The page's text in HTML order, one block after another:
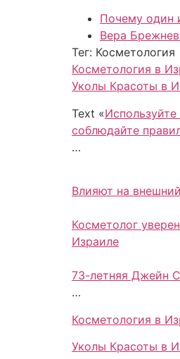
Почему один
Вера
Тег: Косметология
Косметология в
Уколы Красоты в
Text «
соблюдайте
…
Влияют на
Косметолог
Израиле
73-летняя Джейн
…
Косметология в
Уколы Красоты в